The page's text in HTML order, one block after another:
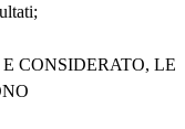
CONSIDERATO, LE